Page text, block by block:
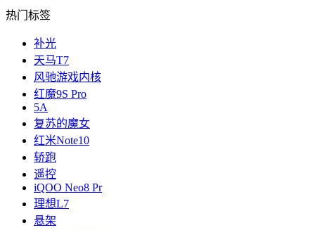
热门标签
补光
天马T7
风驰游戏内核
红魔9S Pro
5A
复苏的魔女
红米Note10
轿跑
遥控
iQOO Neo8 Pr
理想L7
悬架